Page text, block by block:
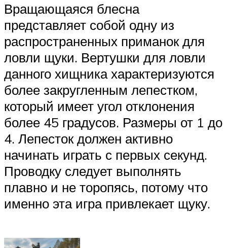
Вращающаяся блесна
представляет собой одну из
распространенных приманок для
ловли щуки. Вертушки для ловли
данного хищника характеризуются
более закругленным лепестком,
который имеет угол отклонения
более 45 градусов. Размеры от 1 до
4. Лепесток должен активно
начинать играть с первых секунд.
Проводку следует выполнять
плавно и не торопясь, потому что
именно эта игра привлекает щуку.